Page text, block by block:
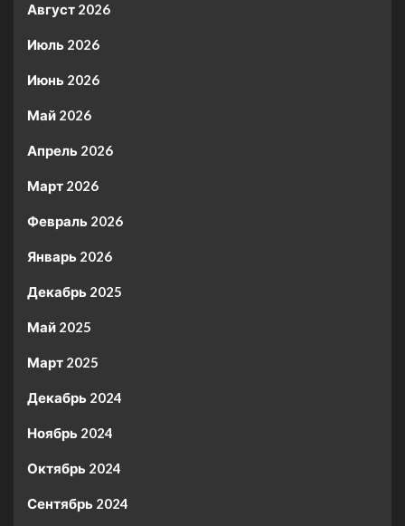
Август 2026
Июль 2026
Июнь 2026
Май 2026
Апрель 2026
Март 2026
Февраль 2026
Январь 2026
Декабрь 2025
Май 2025
Март 2025
Декабрь 2024
Ноябрь 2024
Октябрь 2024
Сентябрь 2024